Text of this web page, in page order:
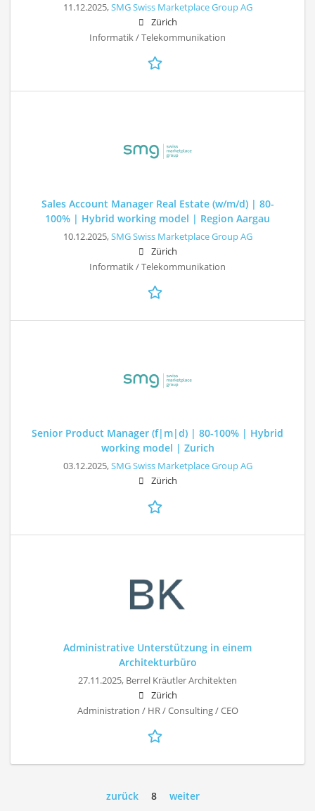
11.12.2025,SMG Swiss Marketplace Group AG
Zürich
Informatik / Telekommunikation
Sales Account Manager Real Estate (w/m/d) | 80-
100% | Hybrid working model | Region Aargau
10.12.2025,SMG Swiss Marketplace Group AG
Zürich
Informatik / Telekommunikation
Senior Product Manager (f|m|d) | 80-100% | Hybrid
working model | Zurich
03.12.2025,SMG Swiss Marketplace Group AG
Zürich
Administrative Unterstützung in einem
Architekturbüro
27.11.2025, Berrel Kräutler Architekten
Zürich
Administration / HR / Consulting / CEO
zurück 8 weiter